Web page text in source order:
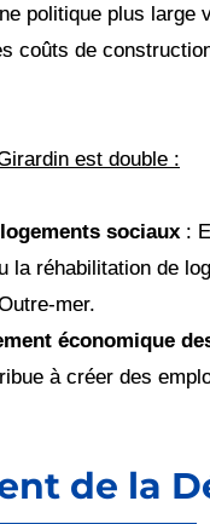
politique plus
coûts de
est double :
sociaux :
la réhabilitation de
mer.
économique
à créer des
de la